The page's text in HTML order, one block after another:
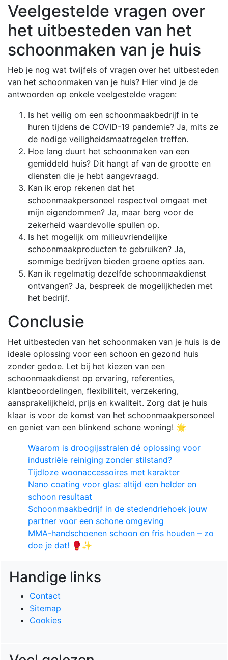
Veelgestelde vragen over
het uitbesteden van het
schoonmaken van je huis
Heb je nog wat twijfels of vragen over het uitbesteden
van het schoonmaken van je huis? Hier vind je de
antwoorden op enkele veelgestelde vragen:
Is het veilig om een schoonmaakbedrijf in te
huren tijdens de COVID-19 pandemie? Ja, mits ze
de nodige veiligheidsmaatregelen treffen.
Hoe lang duurt het schoonmaken van een
gemiddeld huis? Dit hangt af van de grootte en
diensten die je hebt aangevraagd.
Kan ik erop rekenen dat het
schoonmaakpersoneel respectvol omgaat met
mijn eigendommen? Ja, maar berg voor de
zekerheid waardevolle spullen op.
Is het mogelijk om milieuvriendelijke
schoonmaakproducten te gebruiken? Ja,
sommige bedrijven bieden groene opties aan.
Kan ik regelmatig dezelfde schoonmaakdienst
ontvangen? Ja, bespreek de mogelijkheden met
het bedrijf.
Conclusie
Het uitbesteden van het schoonmaken van je huis is de
ideale oplossing voor een schoon en gezond huis
zonder gedoe. Let bij het kiezen van een
schoonmaakdienst op ervaring, referenties,
klantbeoordelingen, flexibiliteit, verzekering,
aansprakelijkheid, prijs en kwaliteit. Zorg dat je huis
klaar is voor de komst van het schoonmaakpersoneel
en geniet van een blinkend schone woning! 🌟
Waarom is droogijsstralen dé oplossing voor
industriële reiniging zonder stilstand?
Tijdloze woonaccessoires met karakter
Nano coating voor glas: altijd een helder en
schoon resultaat
Schoonmaakbedrijf in de stedendriehoek jouw
partner voor een schone omgeving
MMA-handschoenen schoon en fris houden – zo
doe je dat! 🥊✨
Handige links
Contact
Sitemap
Cookies